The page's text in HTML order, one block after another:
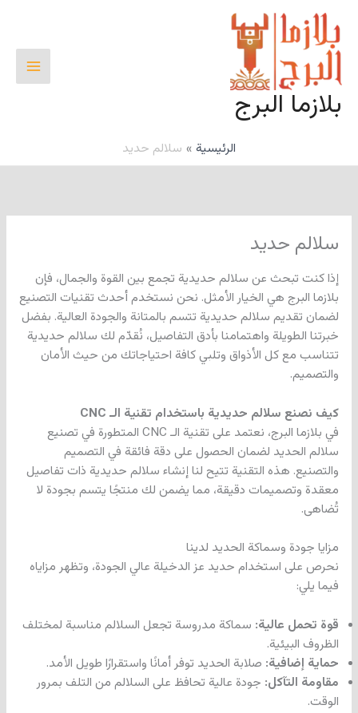
المحتوى
بلازما البرج
الرئيسية سلالم حديد
سلالم حديد
إذا كنت تبحث عن سلالم حديدية تجمع بين القوة والجمال، فإن
بلازما البرج هي الخيار الأمثل. نحن نستخدم أحدث تقنيات التصنيع
لضمان تقديم سلالم حديدية تتسم بالمتانة والجودة العالية. بفضل
خبرتنا الطويلة واهتمامنا بأدق التفاصيل، نُقدّم لك سلالم حديدية
تتناسب مع كل الأذواق وتلبي كافة احتياجاتك من حيث الأمان
والتصميم.
كيف نصنع سلالم حديدية باستخدام تقنية الـ CNC
في بلازما البرج، نعتمد على تقنية الـ CNC المتطورة في تصنيع
سلالم الحديد لضمان الحصول على دقة فائقة في التصميم
والتصنيع. هذه التقنية تتيح لنا إنشاء سلالم حديدية ذات تفاصيل
معقدة وتصميمات دقيقة، مما يضمن لك منتجًا يتسم بجودة لا
تُضاهى.
مزايا جودة وسماكة الحديد لدينا
نحرص على استخدام حديد عز الدخيلة عالي الجودة، وتظهر مزاياه
فيما يلي:
قوة تحمل عالية: سماكة مدروسة تجعل السلالم مناسبة لمختلف
الظروف البيئية.
حماية إضافية: صلابة الحديد توفر أمانًا واستقرارًا طويل الأمد.
مقاومة التآكل: جودة عالية تحافظ على السلالم من التلف بمرور
الوقت.